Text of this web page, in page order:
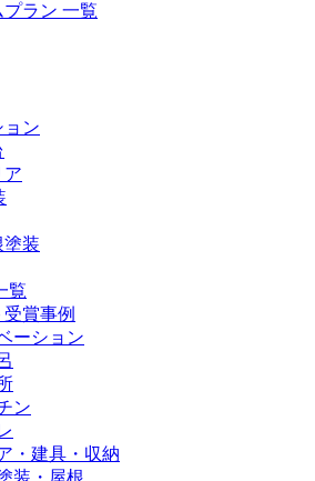
プラン 一覧
ョン
ア
塗装
覧
賞事例
ーション
ン
・建具・収納